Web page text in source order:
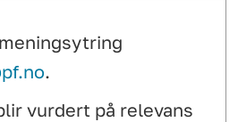
.
vurdert på relevans